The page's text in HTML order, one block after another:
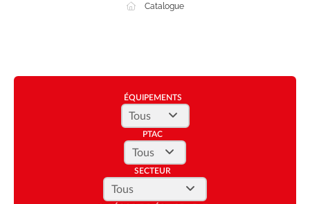
Catalogue
ÉQUIPEMENTS
PTAC
SECTEUR
Engagements
Trouver ma concession
Catalogue
Actualités
Réalisations